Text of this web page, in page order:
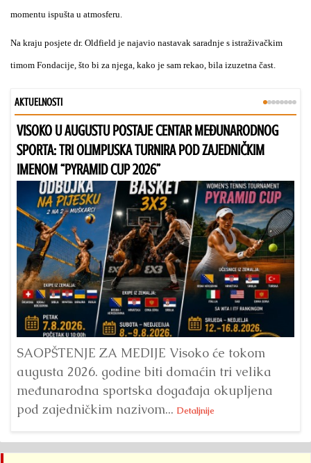
momentu ispušta u atmosferu.
Na kraju posjete dr. Oldfield je najavio nastavak saradnje s istraživačkim
timom Fondacije, što bi za njega, kako je sam rekao, bila izuzetna čast.
AKTUELNOSTI
VISOKO U AUGUSTU POSTAJE CENTAR MEĐUNARODNOG
SPORTA: TRI OLIMPIJSKA TURNIRA POD ZAJEDNIČKIM
IMENOM “PYRAMID CUP 2026”
SAOPŠTENJE ZA MEDIJE Visoko će tokom
augusta 2026. godine biti domaćin tri velika
međunarodna sportska događaja okupljena
pod zajedničkim nazivom... Detaljnije